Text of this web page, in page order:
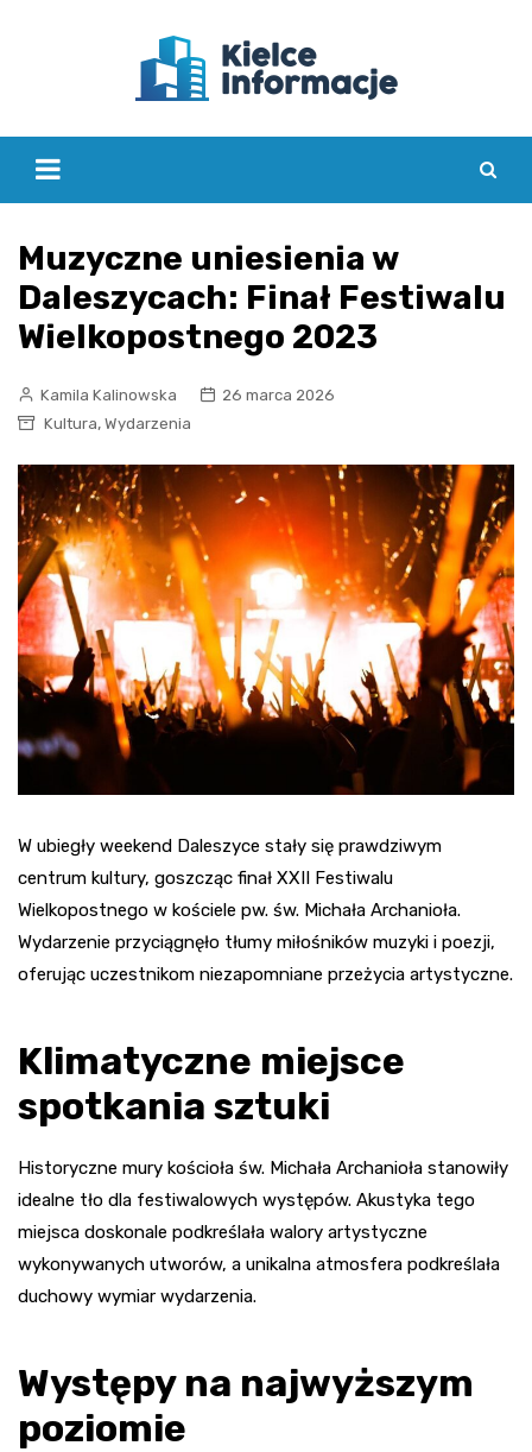
Muzyczne uniesienia w
Daleszycach: Finał Festiwalu
Wielkopostnego 2023
Kamila Kalinowska
26 marca 2026
Kultura, Wydarzenia
W ubiegły weekend Daleszyce stały się prawdziwym
centrum kultury, goszcząc finał XXII Festiwalu
Wielkopostnego w kościele pw. św. Michała Archanioła.
Wydarzenie przyciągnęło tłumy miłośników muzyki i poezji,
oferując uczestnikom niezapomniane przeżycia artystyczne.
Klimatyczne miejsce
spotkania sztuki
Historyczne mury kościoła św. Michała Archanioła stanowiły
idealne tło dla festiwalowych występów. Akustyka tego
miejsca doskonale podkreślała walory artystyczne
wykonywanych utworów, a unikalna atmosfera podkreślała
duchowy wymiar wydarzenia.
Występy na najwyższym
poziomie